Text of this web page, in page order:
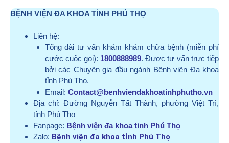
BỆNH VIỆN ĐA KHOA TỈNH PHÚ THỌ
Liên hệ:
Tổng đài tư vấn khám khám chữa bệnh (miễn phí
cước cuộc gọi): 1800888989. Được tư vấn trực tiếp
bởi các Chuyên gia đầu ngành Bệnh viện Đa khoa
tỉnh Phú Thọ.
Email: Contact@benhviendakhoatinhphutho.vn
Địa chỉ: Đường Nguyễn Tất Thành, phường Việt Trì,
tỉnh Phú Thọ
Fanpage: Bệnh viện đa khoa tỉnh Phú Thọ
Zalo: Bệnh viện đa khoa tỉnh Phú Thọ